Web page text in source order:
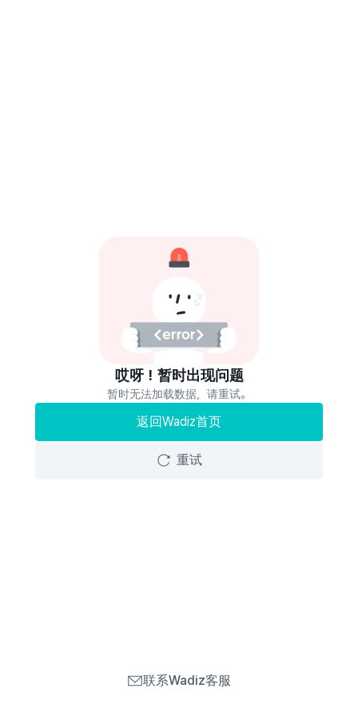
哎呀！暂时出现问题
暂时无法加载数据，请重试。
返回Wadiz首页
重试
联系Wadiz客服